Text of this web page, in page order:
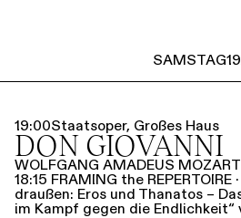
SAMSTAG
19:00Staatsoper, Großes Haus
DON GIOVANNI
WOLFGANG AMADEUS MOZART
18:15 FRAMING the
draußen: Eros und Thanatos –
im Kampf gegen die Endlichkeit“